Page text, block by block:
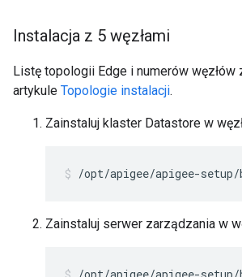
Instalacja z 5 węzłami
Listę topologii Edge i numerów
artykule Topologie instalacji.
Zainstaluj klaster Datastore w
/opt/apigee/apigee-
Zainstaluj serwer zarządzania w